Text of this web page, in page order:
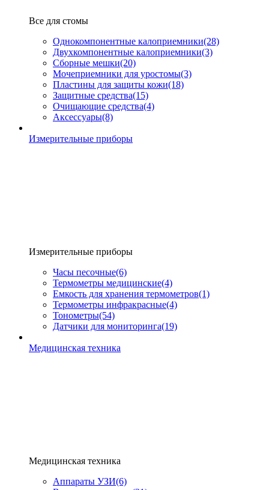
Все для стомы
Однокомпонентные калоприемники(28)
Двухкомпонентные калоприемники(3)
Сборные мешки(20)
Мочеприемники для уростомы(3)
Пластины для защиты кожи(18)
Защитные средства(15)
Очищающие средства(4)
Аксессуары(8)
Измерительные приборы
Измерительные приборы
Часы песочные(6)
Термометры медицинские(4)
Емкость для хранения термометров(1)
Термометры инфракрасные(4)
Тонометры(54)
Датчики для мониторинга(19)
Медицинская техника
Медицинская техника
Аппараты УЗИ(6)